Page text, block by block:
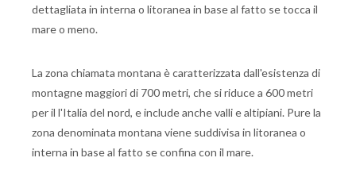
dettagliata in interna o litoranea in base al fatto se tocca il
mare o meno.
La zona chiamata montana è caratterizzata dall'esistenza di
montagne maggiori di 700 metri, che si riduce a 600 metri
per il l'Italia del nord, e include anche valli e altipiani. Pure la
zona denominata montana viene suddivisa in litoranea o
interna in base al fatto se confina con il mare.